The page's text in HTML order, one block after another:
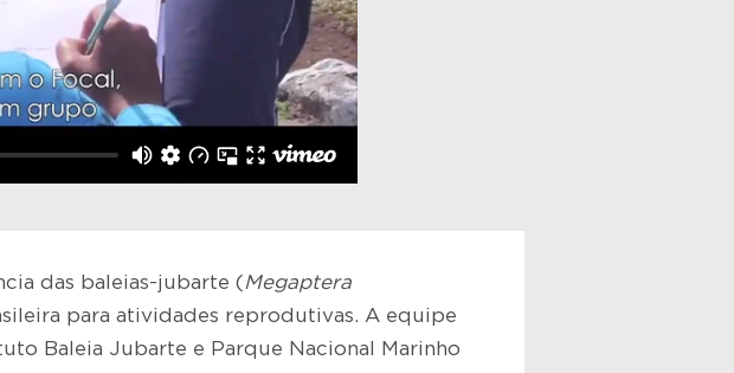
das baleias-jubarte (Megaptera
para atividades reprodutivas. A equipe
Baleia Jubarte e Parque Nacional Marinho